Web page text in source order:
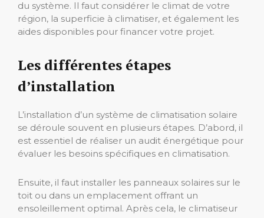
du système. Il faut considérer le climat de votre
région, la superficie à climatiser, et également les
aides disponibles pour financer votre projet.
Les différentes étapes
d’installation
L’installation d’un système de climatisation solaire
se déroule souvent en plusieurs étapes. D’abord, il
est essentiel de réaliser un audit énergétique pour
évaluer les besoins spécifiques en climatisation.
Ensuite, il faut installer les panneaux solaires sur le
toit ou dans un emplacement offrant un
ensoleillement optimal. Après cela, le climatiseur